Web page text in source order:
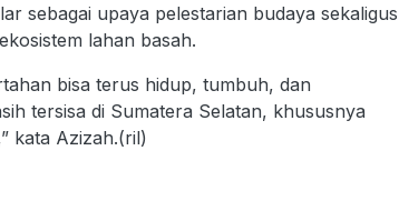
sebagai upaya pelestarian budaya sekaligus
lahan basah.
bisa terus hidup, tumbuh, dan
tersisa di Sumatera Selatan, khususnya
kata Azizah.(ril)